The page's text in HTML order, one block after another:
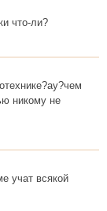
что-ли?
никому не
учат всякой